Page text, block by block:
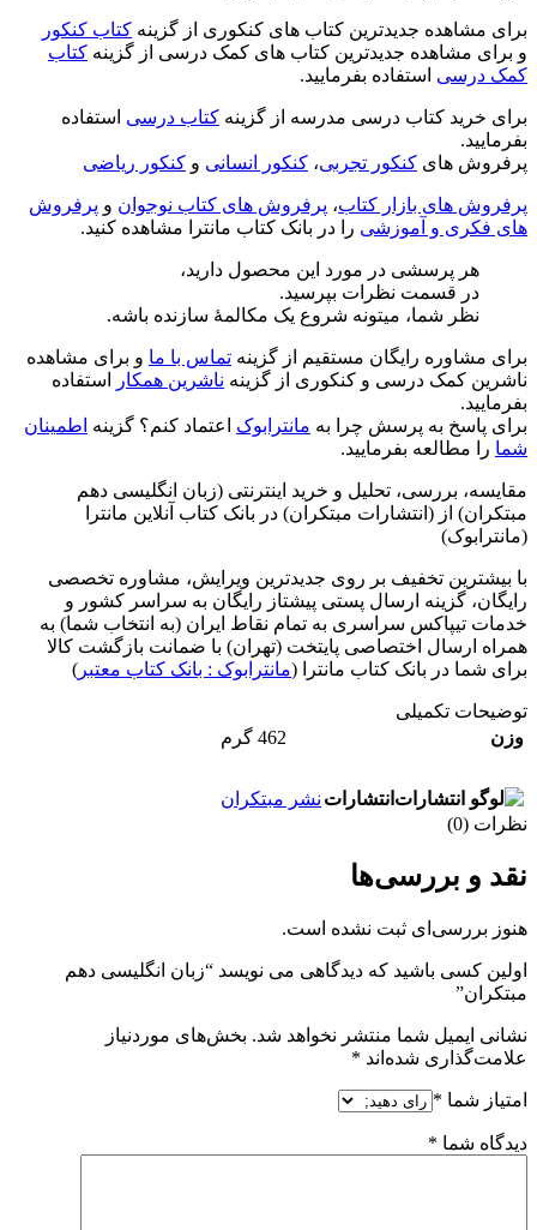
برای مشاهده جدیدترین کتاب های کنکوری از گزینه کتاب کنکور
و برای مشاهده جدیدترین کتاب های کمک درسی از گزینه کتاب
کمک درسی استفاده بفرمایید.
برای خرید کتاب درسی مدرسه از گزینه کتاب درسی استفاده
بفرمایید.
پرفروش های کنکور تجربی، کنکور انسانی و کنکور ریاضی
پرفروش های بازار کتاب، پرفروش های کتاب نوجوان و پرفروش
های فکری و آموزشی را در بانک کتاب مانترا مشاهده کنید.
هر پرسشی در مورد این محصول دارید،
در قسمت نظرات بپرسید.
نظر شما، میتونه شروع یک مکالمۀ سازنده باشه.
برای مشاوره رایگان مستقیم از گزینه تماس با ما و برای مشاهده
ناشرین کمک درسی و کنکوری از گزینه ناشرین همکار
استفاده
بفرمایید.
برای پاسخ به پرسش چرا به مانترابوک اعتماد کنم؟ گزینه اطمینان
شما را مطالعه بفرمایید.
مقایسه، بررسی، تحلیل و خرید اینترنتی (زبان انگلیسی دهم
مبتکران) از (انتشارات مبتکران) در بانک کتاب آنلاین مانترا
(مانترابوک)
با بیشترین تخفیف بر روی جدیدترین ویرایش، مشاوره تخصصی
رایگان، گزینه ارسال پستی پیشتاز رایگان به سراسر کشور و
خدمات تیپاکس سراسری به تمام نقاط ایران (به انتخاب شما) به
همراه ارسال اختصاصی پایتخت (تهران) با ضمانت بازگشت کالا
برای شما در بانک کتاب مانترا (مانترابوک : بانک کتاب معتبر )
توضیحات تکمیلی
وزن
462 گرم
انتشارات نشر مبتکران
نظرات (0)
نقد و بررسی‌ها
هنوز بررسی‌ای ثبت نشده است.
اولین کسی باشید که دیدگاهی می نویسد “زبان انگلیسی دهم
مبتکران”
نشانی ایمیل شما منتشر نخواهد شد. بخش‌های موردنیاز
علامت‌گذاری شده‌اند *
امتیاز شما *
دیدگاه شما *